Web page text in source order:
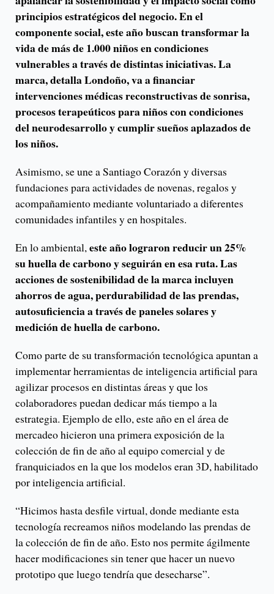
principios estratégicos del negocio. En el
componente social, este año buscan transformar la
vida de más de 1.000 niños en condiciones
vulnerables a través de distintas iniciativas. La
marca, detalla Londoño, va a financiar
intervenciones médicas reconstructivas de sonrisa,
procesos terapeúticos para niños con condiciones
del neurodesarrollo y cumplir sueños aplazados de
los niños.
Asimismo, se une a Santiago Corazón y diversas
fundaciones para actividades de novenas, regalos y
acompañamiento mediante voluntariado a diferentes
comunidades infantiles y en hospitales.
En lo ambiental,este año lograron reducir un 25%
su huella de carbono y seguirán en esa ruta. Las
acciones de sostenibilidad de la marca incluyen
ahorros de agua, perdurabilidad de las prendas,
autosuficiencia a través de paneles solares y
medición de huella de carbono.
Como parte de su transformación tecnológica apuntan a
implementar herramientas de inteligencia artificial para
agilizar procesos en distintas áreas y que los
colaboradores puedan dedicar más tiempo a la
estrategia. Ejemplo de ello, este año en el área de
mercadeo hicieron una primera exposición de la
colección de fin de año al equipo comercial y de
franquiciados en la que los modelos eran 3D, habilitado
por inteligencia artificial.
“Hicimos hasta desfile virtual, donde mediante esta
tecnología recreamos niños modelando las prendas de
la colección de fin de año. Esto nos permite ágilmente
hacer modificaciones sin tener que hacer un nuevo
prototipo que luego tendría que desecharse”.